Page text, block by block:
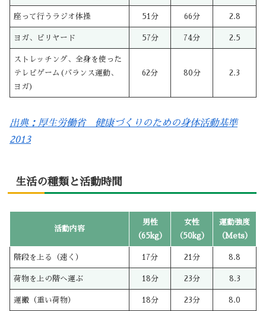
座って行うラジオ体操 51分 66分 2.8
ヨガ、ビリヤード 57分 74分 2.5
ストレッチング、全身を使った
テレビゲーム(バランス運動、
ヨガ)
62分 80分 2.3
出典：厚生労働省 健康づくりのための身体活動基準
2013
生活の種類と活動時間
活動内容
男性
（65kg）
女性
（50kg）
運動強度
（Mets）
階段を上る（速く） 17分 21分 8.8
荷物を上の階へ運ぶ 18分 23分 8.3
運搬（重い荷物） 18分 23分 8.0